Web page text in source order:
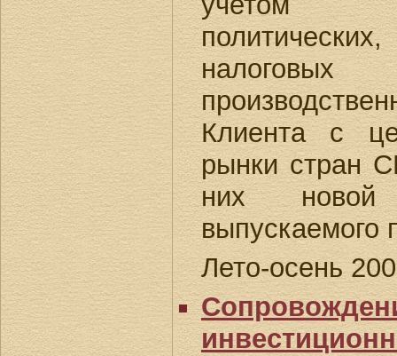
Клиента с
рынки стран
них новой
выпускаемого
Лето-осень